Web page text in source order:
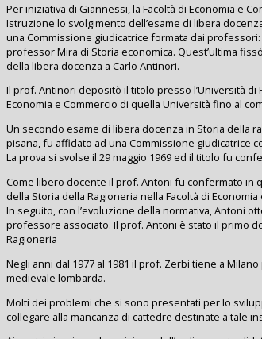
Per iniziativa di Giannessi, la Facoltà di Economia e
Istruzione lo svolgimento dell’esame di libera
una Commissione giudicatrice formata dai
professor Mira di Storia economica. Quest’ultima
della libera docenza a Carlo Antinori.
Il prof. Antinori depositò il titolo presso l’Università di
Economia e Commercio di quella Università fino al
Un secondo esame di libera docenza in Storia della
pisana, fu affidato ad una Commissione giudicatrice
La prova si svolse il 29 maggio 1969 ed il titolo fu
Come libero docente il prof. Antoni fu confermato in
della Storia della Ragioneria nella Facoltà di
In seguito, con l’evoluzione della normativa, Antoni
professore associato. Il prof. Antoni è stato il primo
Ragioneria
Negli anni dal 1977 al 1981 il prof. Zerbi tiene a
medievale lombarda.
Molti dei problemi che si sono presentati per lo
collegare alla mancanza di cattedre destinate a tale